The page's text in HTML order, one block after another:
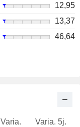
12,95
13,37
46,64
Varia. Varia. 5j.